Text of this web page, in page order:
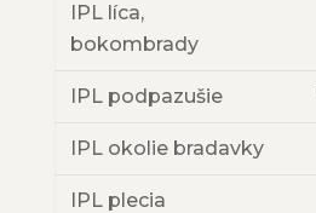
IPL líca,
bokombrady
IPL podpazušie
IPL okolie bradavky
IPL plecia